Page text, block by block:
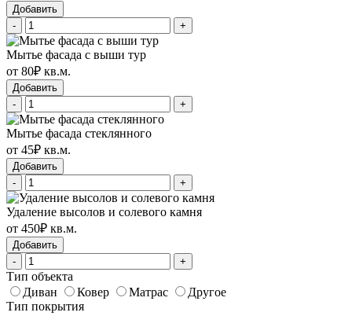
Добавить
-
+
Мытье фасада с выши тур
от 80₽ кв.м.
Добавить
-
+
Мытье фасада стеклянного
от 45₽ кв.м.
Добавить
-
+
Удаление высолов и солевого камня
от 450₽ кв.м.
Добавить
-
+
Тип объекта
Диван
Ковер Матрас
Другое
Тип покрытия